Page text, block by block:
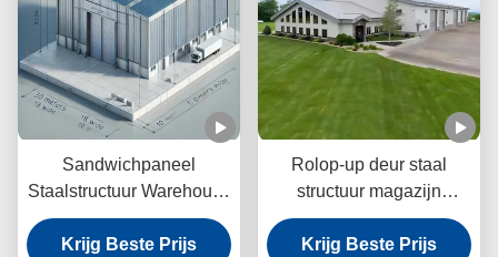
Sandwichpaneel
Staalstructuur Warehouse
Corrosion Resistant
Q355b Q235b
Krijg Beste Prijs
Rolop-up deur staal
structuur magazijn
gebouw
aardbevingsbestendige
Krijg Beste Prijs